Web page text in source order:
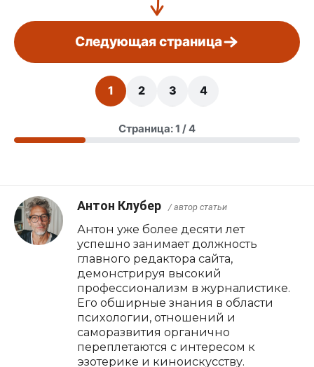
Следующая страница
1 2 3 4
Страница: 1 / 4
Антон Клубер / автор статьи
Антон уже более десяти лет
успешно занимает должность
главного редактора сайта,
демонстрируя высокий
профессионализм в журналистике.
Его обширные знания в области
психологии, отношений и
саморазвития органично
переплетаются с интересом к
эзотерике и киноискусству.